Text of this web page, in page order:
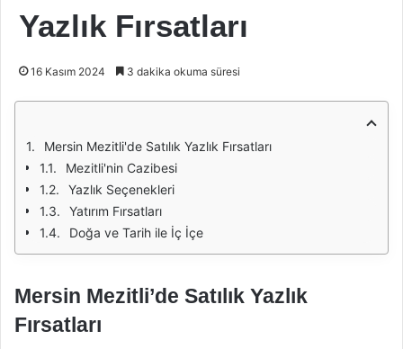
Yazlık Fırsatları
16 Kasım 2024 3 dakika okuma süresi
Mersin Mezitli'de Satılık Yazlık Fırsatları
Mezitli'nin Cazibesi
Yazlık Seçenekleri
Yatırım Fırsatları
Doğa ve Tarih ile İç İçe
Mersin Mezitli’de Satılık Yazlık
Fırsatları